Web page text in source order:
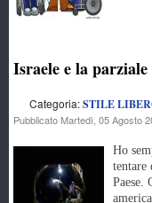
Israele e la
Categoria:STILE
Pubblicato Martedì, 05 Agosto
Ho
Paese.